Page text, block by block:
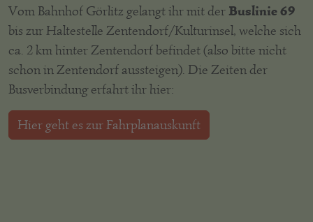
Vom Bahnhof Görlitz gelangt ihr mit der Buslinie 69
bis zur Haltestelle Zentendorf/Kulturinsel, welche sich
ca. 2 km hinter Zentendorf befindet (also bitte nicht
schon in Zentendorf aussteigen). Die Zeiten der
Busverbindung erfahrt ihr hier:
Hier geht es zur Fahrplanauskunft